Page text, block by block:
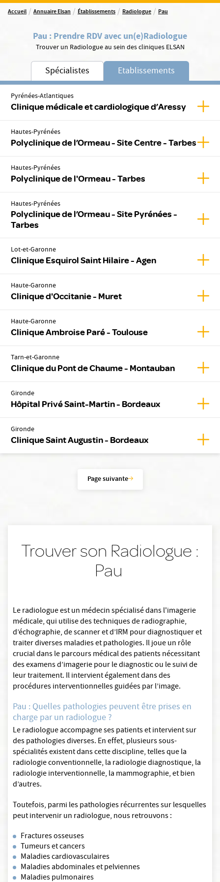
Accueil / Annuaire Elsan / Établissements / Radiologue / Pau
Pau : Prendre RDV avec un(e)Radiologue
Trouver un Radiologue au sein des cliniques ELSAN
Spécialistes Etablissements
Pyrénées-Atlantiques
Clinique médicale et cardiologique d’Aressy
Hautes-Pyrénées
Polyclinique de l’Ormeau - Site Centre - Tarbes
Hautes-Pyrénées
Polyclinique de l'Ormeau - Tarbes
Hautes-Pyrénées
Polyclinique de l’Ormeau - Site Pyrénées -
Tarbes
Lot-et-Garonne
Clinique Esquirol Saint Hilaire - Agen
Haute-Garonne
Clinique d'Occitanie - Muret
Haute-Garonne
Clinique Ambroise Paré - Toulouse
Tarn-et-Garonne
Clinique du Pont de Chaume - Montauban
Gironde
Hôpital Privé Saint-Martin - Bordeaux
Gironde
Clinique Saint Augustin - Bordeaux
Page suivante
Trouver son Radiologue :
Pau
Le radiologue est un médecin spécialisé dans l'imagerie
médicale, qui utilise des techniques de radiographie,
d’échographie, de scanner et d’IRM pour diagnostiquer et
traiter diverses maladies et pathologies. Il joue un rôle
crucial dans le parcours médical des patients nécessitant
des examens d’imagerie pour le diagnostic ou le suivi de
leur traitement. Il intervient également dans des
procédures interventionnelles guidées par l’image.
Pau : Quelles pathologies peuvent être prises en
charge par un radiologue ?
Le radiologue accompagne ses patients et intervient sur
des pathologies diverses. En effet, plusieurs sous-
spécialités existent dans cette discipline, telles que la
radiologie conventionnelle, la radiologie diagnostique, la
radiologie interventionnelle, la mammographie, et bien
d’autres.
Toutefois, parmi les pathologies récurrentes sur lesquelles
peut intervenir un radiologue, nous retrouvons :
Fractures osseuses
Tumeurs et cancers
Maladies cardiovasculaires
Maladies abdominales et pelviennes
Maladies pulmonaires